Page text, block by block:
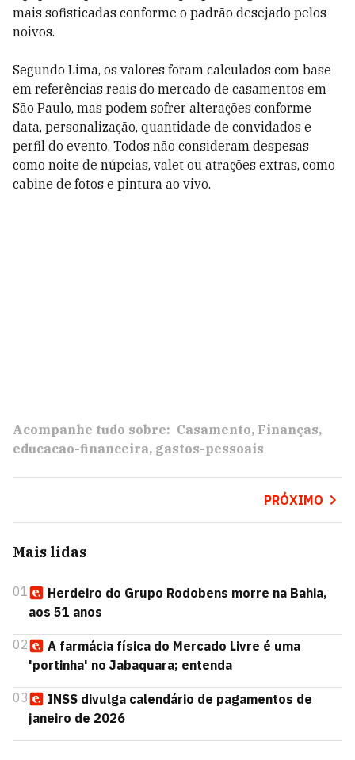
mais sofisticadas conforme o padrão desejado pelos
noivos.
Segundo Lima, os valores foram calculados com base
em referências reais do mercado de casamentos em
São Paulo, mas podem sofrer alterações conforme
data, personalização, quantidade de convidados e
perfil do evento. Todos não consideram despesas
como noite de núpcias, valet ou atrações extras, como
cabine de fotos e pintura ao vivo.
Acompanhe tudo sobre: Casamento Finanças
educacao-financeira gastos-pessoais
PRÓXIMO
Mais lidas
01
Herdeiro do Grupo Rodobens morre na Bahia,
aos 51 anos
02
A farmácia física do Mercado Livre é uma
'portinha' no Jabaquara; entenda
03
INSS divulga calendário de pagamentos de
janeiro de 2026